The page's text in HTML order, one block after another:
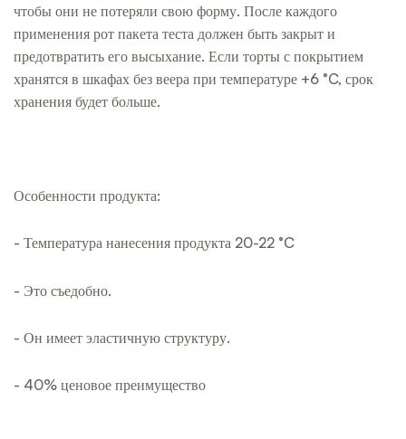
чтобы они не потеряли свою форму. После каждого
применения рот пакета теста должен быть закрыт и
предотвратить его высыхание. Если торты с покрытием
хранятся в шкафах без веера при температуре +6 °C, срок
хранения будет больше.
Особенности продукта:
- Температура нанесения продукта 20-22 °C
- Это съедобно.
- Он имеет эластичную структуру.
- 40% ценовое преимущество